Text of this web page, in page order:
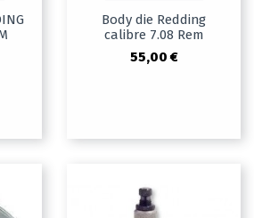
Body die Redding
calibre 7.08 Rem
55,00 €